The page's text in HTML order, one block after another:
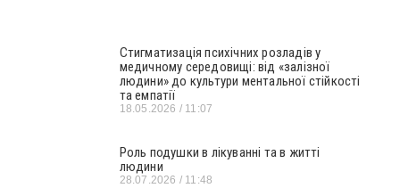
Стигматизація психічних розладів у
медичному середовищі: від «залізної
людини» до культури ментальної стійкості
та емпатії
18.05.2026 11:07
Роль подушки в лікуванні та в житті
людини
28.07.2026 11:48